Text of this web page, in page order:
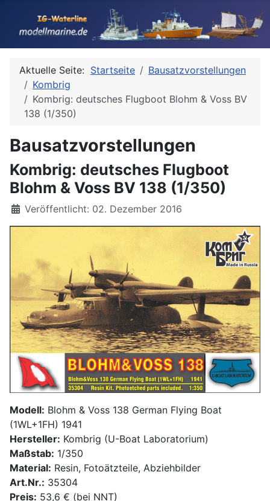
Aktuelle Seite: Startseite
Bausatzvorstellungen
Kombrig
Kombrig: deutsches Flugboot Blohm & Voss BV
138 (1/350)
Bausatzvorstellungen
Kombrig: deutsches Flugboot
Blohm & Voss BV 138 (1/350)
Details
Veröffentlicht: 02. Dezember 2016
Modell: Blohm & Voss 138 German Flying Boat
(1WL+1FH) 1941
Hersteller: Kombrig (U-Boat Laboratorium)
Maßstab: 1/350
Material: Resin, Fotoätzteile, Abziehbilder
Art.Nr.: 35304
Preis: 53,6 € (bei NNT)